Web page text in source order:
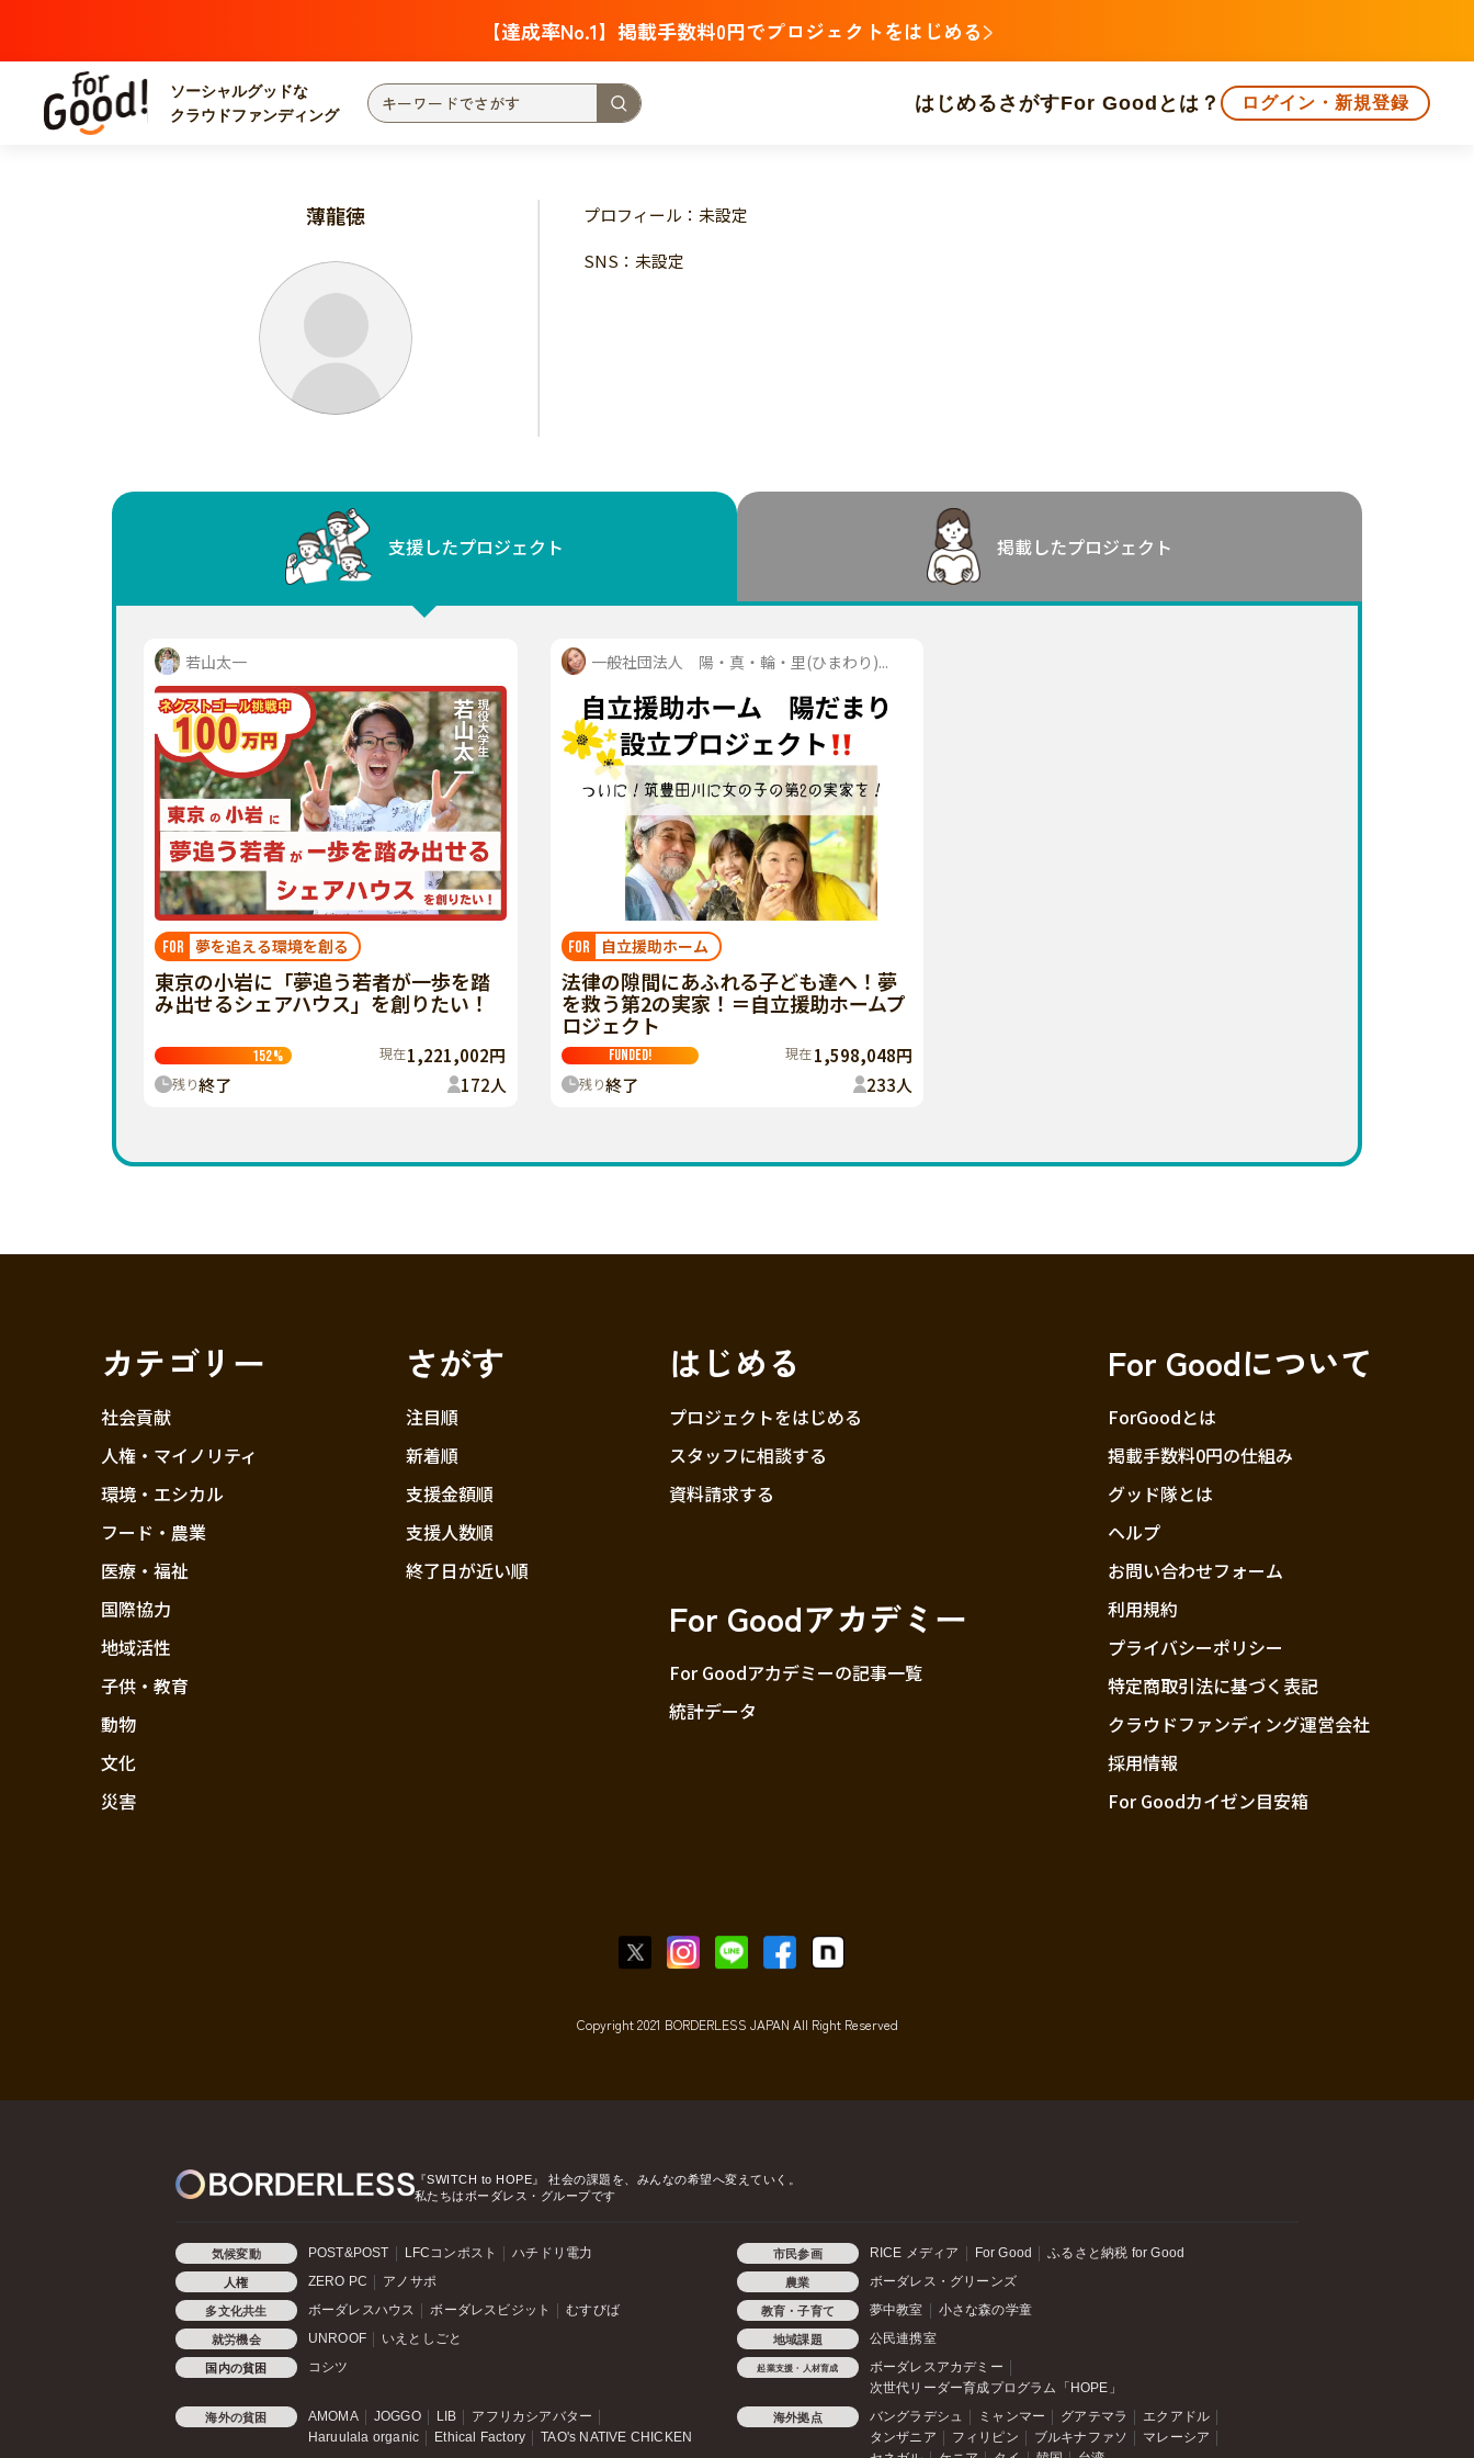
【達成率No.1】掲載手数料0円でプロジェクトをはじめる
ソーシャルグッドな
クラウドファンディング
はじめる さがすFor Goodとは？ ログイン・新規登録
注目 支援金額が多い 支援人数が多い
国際協力 子ども・教育
災害
北海道・東北
関東
新潟
中国
四国
九州・沖縄 福岡 佐賀 長崎 熊本 大分 宮崎 鹿児島 沖縄
薄龍徳
プロフィール：未設定
SNS：未設定
支援したプロジェクト 掲載したプロジェクト
若山太一
FOR 夢を追える環境を創る
東京の小岩に「夢追う若者が一歩を踏
み出せるシェアハウス」を創りたい！
152% 現在1,221,002円
残り終了 172人
一般社団法人 陽・真・輪・里(ひまわり)...
FOR 自立援助ホーム
法律の隙間にあふれる子ども達へ！夢
を救う第2の実家！＝自立援助ホームプ
ロジェクト
FUNDED! 現在1,598,048円
残り終了 233人
カテゴリー
社会貢献
人権・マイノリティ
環境・エシカル
フード・農業
医療・福祉
国際協力
地域活性
子供・教育
動物
文化
災害
さがす
注目順
新着順
支援金額順
支援人数順
終了日が近い順
はじめる
プロジェクトをはじめる
スタッフに相談する
資料請求する
For Goodアカデミー
For Goodアカデミーの記事一覧
統計データ
For Goodについて
ForGoodとは
掲載手数料0円の仕組み
グッド隊とは
ヘルプ
お問い合わせフォーム
利用規約
プライバシーポリシー
特定商取引法に基づく表記
クラウドファンディング運営会社
採用情報
For Goodカイゼン目安箱
Copyright 2021 BORDERLESS JAPAN All Right Reserved
『SWITCH to HOPE』
社会の課題を、みんなの希望へ変えていく。
私たちはボーダレス・グループです
気候変動 POST&POST LFCコンポスト ハチドリ電力 市民参画 RICE メディア For Good ふるさと納税 for Good
人権 ZERO PC アノサポ 農業 ボーダレス・グリーンズ
多文化共生 ボーダレスハウス ボーダレスビジット むすびば 教育・子育て 夢中教室 小さな森の学童
就労機会 UNROOF いえとしごと 地域課題 公民連携室
国内の貧困 コシツ 起業支援・人材育成
ボーダレスアカデミー
次世代リーダー育成プログラム「HOPE」
海外の貧困 AMOMA JOGGO LIB
アフリカシアバター
Haruulala organic
Ethical Factory TAO's NATIVE CHICKEN
海外拠点 バングラデシュ ミャンマー グアテマラ
エクアドル
タンザニア
フィリピン ブルキナファソ
マレーシア